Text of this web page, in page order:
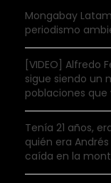
Mongabay
periodismo
[VIDEO] Alfredo
sigue siendo un
poblaciones
Tenía 21 años,
quién era
caída en la